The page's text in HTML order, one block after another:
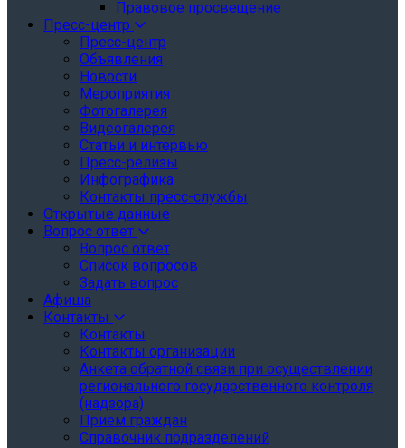
Правовое просвещение
Пресс-центр
Пресс-центр
Объявления
Новости
Мероприятия
Фотогалерея
Видеогалерея
Статьи и интервью
Пресс-релизы
Инфографика
Контакты пресс-службы
Открытые данные
Вопрос ответ
Вопрос ответ
Список вопросов
Задать вопрос
Афиша
Контакты
Контакты
Контакты организации
Анкета обратной связи при осуществлении
регионального государственного контроля
(надзора)
Прием граждан
Справочник подразделений